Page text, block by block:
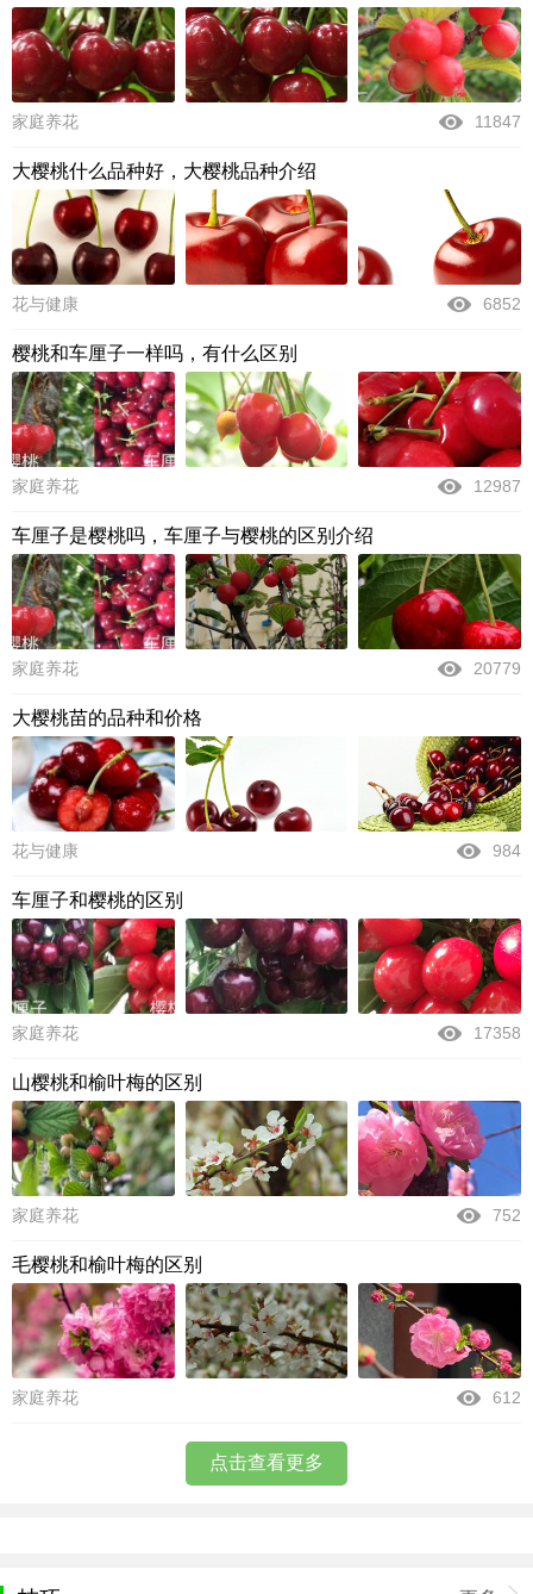
家庭养花 11847
大樱桃什么品种好，大樱桃品种介绍
花与健康 6852
樱桃和车厘子一样吗，有什么区别
家庭养花 12987
车厘子是樱桃吗，车厘子与樱桃的区别介绍
家庭养花 20779
大樱桃苗的品种和价格
花与健康 984
车厘子和樱桃的区别
家庭养花 17358
山樱桃和榆叶梅的区别
家庭养花 752
毛樱桃和榆叶梅的区别
家庭养花 612
点击查看更多